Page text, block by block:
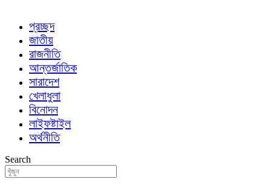
প্রচ্ছদ
জাতীয়
রাজনীতি
আন্তর্জাতিক
সারাদেশ
খেলাধুলা
বিনোদন
লাইফষ্টাইল
অর্থনীতি
Search